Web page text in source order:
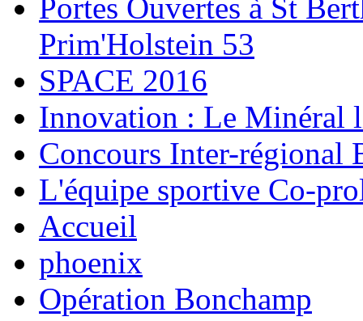
Portes Ouvertes à St
Prim'Holstein 53
SPACE 2016
Innovation : Le Minéral
Concours Inter-régional
L'équipe sportive Co-
Accueil
phoenix
Opération Bonchamp